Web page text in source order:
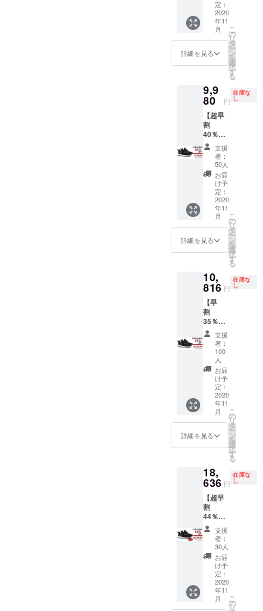
ださ
い。 ※
一般販
売予定
価格
16,640
可能性
もござ
いま
す。 ※
送料込
の価格
仕様、
デザイ
ンに関
しまし
ては一
部変更
になる
可能性
もござ
いま
す。ご
了承く
ださ
い。 ※
一般販
売予定
価格
スニー
カー
「VOB
O-ウォ
ボ-」×2
※2色お
選びい
ただけ
※2020
年11月
上旬に
お届け
する予
定です
が、生
産、配
送状況
により
遅れる
可能性
もござ
いま
す。 ※
送料込
の価格
仕様、
デザイ
ンに関
しまし
ては一
部変更
になる
可能性
もござ
いま
す。ご
了承く
ださ
い。 ※
一般販
売予定
16,640
円
定：
2020
年11
月
詳細を見る
こ
の
リ
タ
ー
ン
を
選
択
す
る
9,9
80 円
在庫な
し
【超早
割
40％OF
F】 究
極の防
水・呼
吸する
スニー
カー
「VOB
O-ウォ
ボ-」×1
※2色お
選びい
ただけ
ます。
年11月
上旬に
お届け
する予
定です
が、生
産、配
送状況
により
遅れる
可能性
もござ
いま
す。 ※
送料込
の価格
となり
ます。
※商品の
ンに関
しまし
ては一
部変更
になる
可能性
もござ
いま
す。ご
了承く
ださ
い。 ※
一般販
売予定
価格
支援
者：
50人
お届
け予
定：
2020
年11
月
詳細を見る
こ
の
リ
タ
ー
ン
を
選
択
す
る
10,
816 円
在庫な
し
【早
割
35％OF
F】 究
極の防
水・呼
吸する
スニー
カー
「VOB
O-ウォ
ボ-」×1
※2色お
選びい
ただけ
上旬に
お届け
する予
定です
が、生
産、配
送状況
により
遅れる
可能性
もござ
いま
す。 ※
送料込
の価格
支援
者：
100
人
お届
け予
定：
2020
年11
月
詳細を見る
こ
の
リ
タ
ー
ン
を
選
択
す
る
18,
636 円
在庫な
し
【超早
割
44％OF
F】 究
極の防
水・呼
吸する
スニー
カー
「VOB
O-ウォ
ボ-」×2
支援
者：
30人
お届
け予
定：
2020
年11
月
こ
の
リ